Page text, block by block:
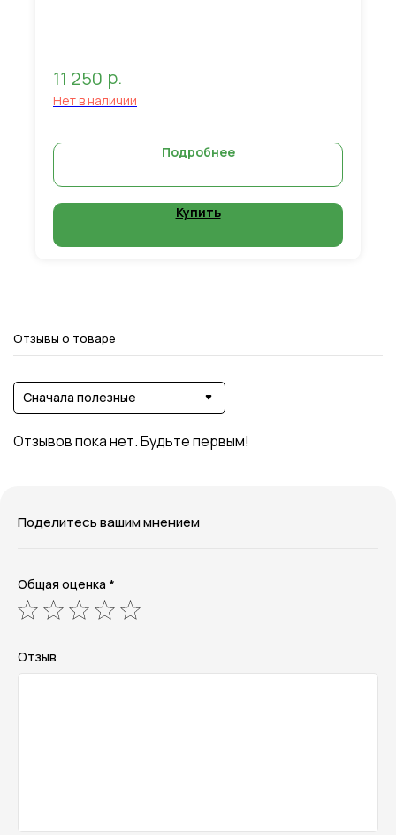
11 250 р.
Нет в наличии
Подробнее
Купить
Отзывы о товаре
Сначала полезные
Отзывов пока нет. Будьте первым!
Поделитесь вашим мнением
Общая оценка *
Отзыв